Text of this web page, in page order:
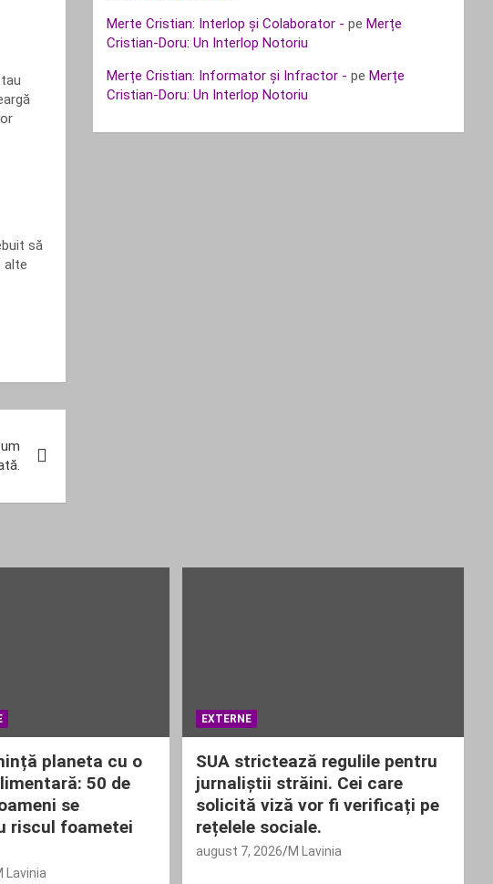
să
alte
Merte Cristian: Interlop și Colaborator - peMerțe
Cristian-Doru: Un Interlop Notoriu
Merțe Cristian: Informator și Infractor - peMerțe
Cristian-Doru: Un Interlop Notoriu
planeta cu o
50 de
se
riscul foametei
Lavinia
EXTERNE
SUA strictează regulile pentru
jurnaliștii străini. Cei care
solicită viză vor fi verificați pe
rețelele sociale.
august 7, 2026 M Lavinia